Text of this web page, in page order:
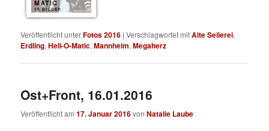
MATIC
10 BILDER
Veröffentlicht unterFotos 2016 |Verschlagwortet mitAlte Seilerei,
Erdling,Hell-O-Matic,Mannheim,Megaherz
Ost+Front, 16.01.2016
Veröffentlicht am17. Januar 2016vonNatalie Laube